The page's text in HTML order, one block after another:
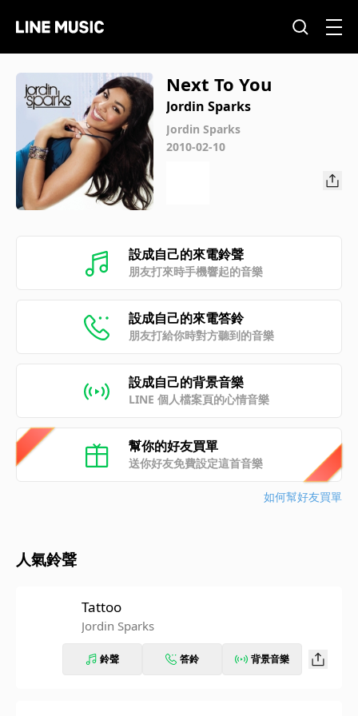
Next To You
Jordin Sparks
Jordin Sparks
2010-02-10
設成自己的來電鈴聲
朋友打來時手機響起的音樂
設成自己的來電答鈴
朋友打給你時對方聽到的音樂
設成自己的背景音樂
LINE 個人檔案頁的心情音樂
幫你的好友買單
送你好友免費設定這首音樂
如何幫好友買單
人氣鈴聲
Tattoo
Jordin Sparks
鈴聲 答鈴 背景音樂